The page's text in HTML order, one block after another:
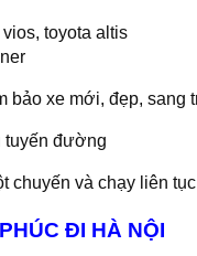
toyota altis
bảo xe mới, đẹp, sang
tuyến đường
chuyến và chạy liên
ĐI HÀ NỘI